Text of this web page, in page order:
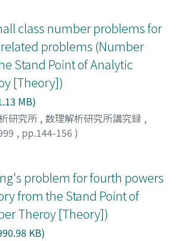
class number problems for
problems (Number
Stand Point of Analytic
[Theory])
MB)
研究所 , 数理解析研究所講究録 ,
, pp.144-156 )
problem for fourth powers
from the Stand Point of
Theroy [Theory])
KB)